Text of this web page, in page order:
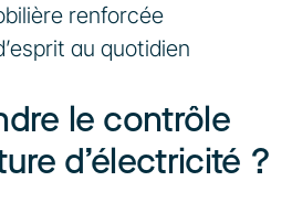
renforcée
au quotidien
le contrôle
d’électricité ?